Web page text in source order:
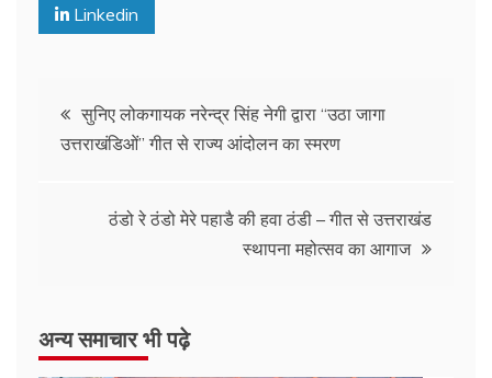
Linkedin
सुनिए लोकगायक नरेन्द्र सिंह नेगी द्वारा “उठा जागा
उत्तराखंडिओं” गीत से राज्य आंदोलन का स्मरण
ठंडो रे ठंडो मेरे पहाडै की हवा ठंडी – गीत से उत्तराखंड
स्थापना महोत्सव का आगाज
अन्य समाचार भी पढ़े